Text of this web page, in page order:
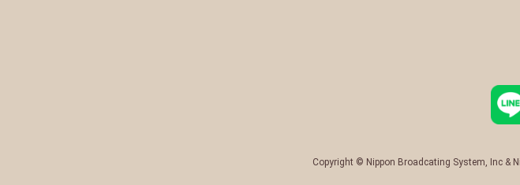
Copyright © Nippon Broadcating System, Inc &